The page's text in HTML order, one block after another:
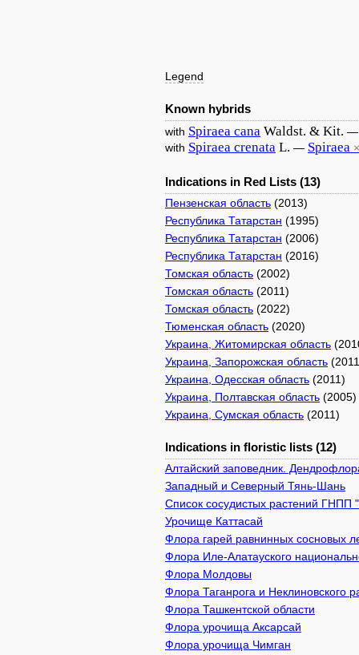
Legend
Known hybrids
with Spiraea cana Waldst. & Kit.
with Spiraea crenata L. — Spiraea ×
Indications in Red Lists (13)
Пензенская область (2013)
Республика Татарстан (1995)
Республика Татарстан (2006)
Республика Татарстан (2016)
Томская область (2002)
Томская область (2011)
Томская область (2022)
Тюменская область (2020)
Украина, Житомирская область
Украина, Запорожская область
Украина, Одесская область (2011)
Украина, Полтавская область (2005)
Украина, Сумская область (2011)
Indications in floristic lists (12)
Алтайский заповедник.
Западный и Северный Тянь-Шань
Список сосудистых растений ГНПП
Урочище Каттасай
Флора гарей равнинных сосновых
Флора Иле-Алатауского
Флора Молдовы
Флора Таганрога и Неклиновского
Флора Ташкентской области
Флора урочища Аксарсай
Флора урочища Чимган